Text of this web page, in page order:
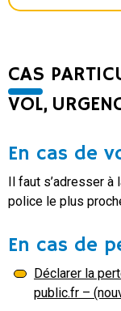
CAS
VOL,
En cas de
Il faut s’adresser à
police le plus
En cas de
Déclarer la
public.fr –